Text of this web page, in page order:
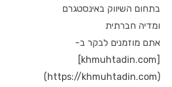
בתחום השיווק באינסטגרם
ומדיה חברתית
אתם מוזמנים לבקר ב-
[khmuhtadin.com]
(https://khmuhtadin.com)